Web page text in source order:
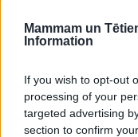
Mammam un
Information
If you wish to opt-out
processing of your
targeted advertising
section to confirm
pedagogiem naudas
eiro. 1. vietas
"Kārtējā mērķtiecīgi
vardarbības epizode
vecākus rīkoties